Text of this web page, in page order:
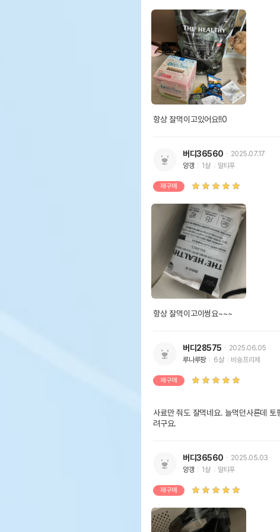
항상 잘먹이고있어요!!0
버디36560
2025.07.17
양갱
1살 말티푸
재구매
항상 잘먹이고이썽요~~~
버디28575
2025.06.05
루나루팡
6살 비숑프리제
재구매
사료만 줘도 잘먹네요. 늘먹던사룐데
려구요.
버디36560
2025.05.03
양갱
1살 말티푸
재구매